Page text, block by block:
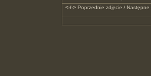
<-/->Poprzednie zdjęcie / Następne